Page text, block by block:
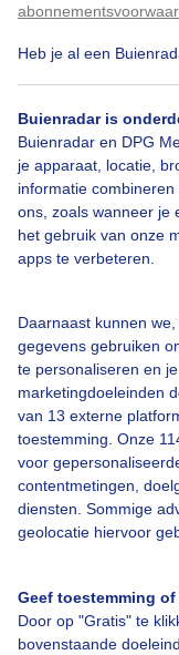
Heb je al een
Buienradar is
Buienradar en DPG
je apparaat, locatie,
informatie
ons, zoals wanneer je
het gebruik van onze
apps te verbeteren.
Daarnaast kunnen
gegevens gebruiken
te personaliseren en
marketingdoeleinden
van 13 externe
toestemming. Onze
voor
contentmetingen,
diensten. Sommige
geolocatie hiervoor
Geef toestemming
Door op "Gratis" te
bovenstaande
Door: public
Bekijk slideshow
Over
Bedrijfsgegevens
Veelgestelde